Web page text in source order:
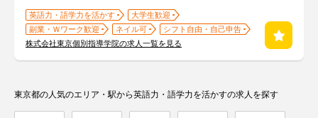
英語力・語学力を活かす
大学生歓迎
副業・Ｗワーク歓迎
ネイル可
シフト自由・自己申告
株式会社東京個別指導学院の求人一覧を見る
東京都の人気のエリア・駅から英語力・語学力を活かすの求人を探す